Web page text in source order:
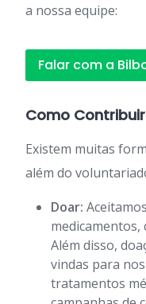
a nossa equipe:
Falar com a
Como
Existem muitas
além do
Doar:
Além disso,
vindas para
tratamentos